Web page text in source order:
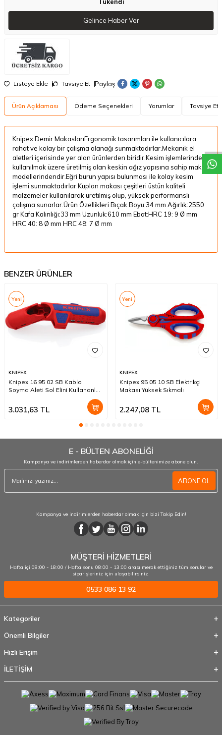
W
h
a
t
a
p
p
D
e
s
t
e
H
a
t
t
Gelince Haber Ver
Listeye Ekle Tavsiye Et Paylaş
Ürün Açıklaması Ödeme Seçenekleri Yorumlar Tavsiye Et
Knipex Demir MakaslarıErgonomik tasarımları ile kullanıcılara
rahat ve kolay bir çalışma olanağı sunmaktadırlar.Mekanik el
aletleri içerisinde yer alan ürünlerden biridir.Kesim işlemlerinde
kullanılmak üzere üretilmiş olan keskin ağız yapısına sahip makas
modellerindendir.Eğri burun yapısı bulunması ile kolay kesim
işlemi sunmaktadırlar.Kuplon makası çeşitleri üstün kaliteli
malzemeler kullanılarak üretilmiş olup, yüksek performanslı
çalışma sunarlar.Ürün Özellikleri Bıçak Boyu:34 mm Ağırlık:2550
gr Kafa Kalınlığı:33 mm Uzunluk:610 mm Ebat:HRC 19: 9 Ø mm
HRC 40: 8 Ø mm HRC 48: 7 Ø mm
BENZER ÜRÜNLER
Yeni
KNIPEX
Knipex 16 95 02 SB Kablo
Soyma Aleti Sol Elini Kullananlar
3.031,63 TL
Yeni
KNIPEX
Knipex 95 05 10 SB Elektrikçi
Makası Yüksek Sıkmalı
2.247,08TL
E - BÜLTEN ABONELİĞİ
Kampanya ve indirimlerden haberdar olmak için e-bültenimize abone olun.
ABONE OL
Kampanya ve indirimlerden haberdar olmak için bizi Takip Edin!
MÜŞTERİ HİZMETLERİ
Hafta içi 08:00 - 18:00 / Hafta sonu 08:00 - 13:00 arası merak ettiğiniz tüm sorular ve
siparişleriniz için ulaşabilirsiniz.
0533 086 13 92
Kategoriler
Önemli Bilgiler
Hızlı Erişim
İLETİŞİM